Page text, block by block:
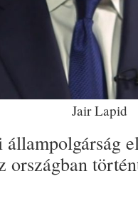
Jair Lapid
országban